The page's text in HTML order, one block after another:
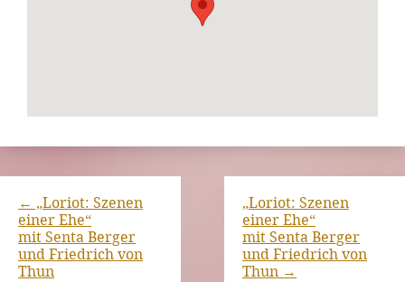
← „Loriot: Szenen
einer Ehe“
mit Senta Berger
und Friedrich von
Thun
„Loriot: Szenen
einer Ehe“
mit Senta Berger
und Friedrich von
Thun →